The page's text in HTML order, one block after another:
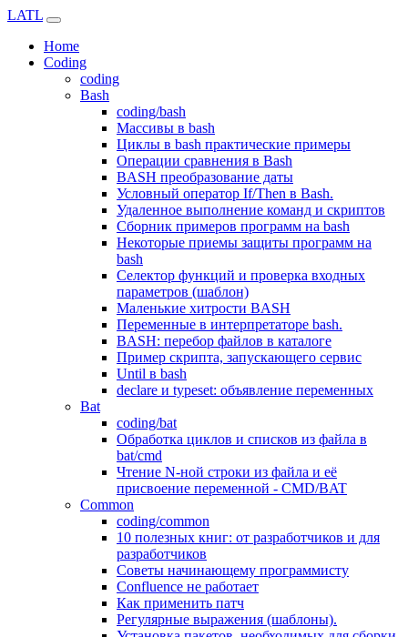
LATL
Home
Coding
coding
Bash
coding/bash
Массивы в bash
Циклы в bash практические примеры
Операции сравнения в Bash
BASH преобразование даты
Условный оператор If/Then в Bash.
Удаленное выполнение команд и скриптов
Сборник примеров программ на bash
Некоторые приемы защиты программ на
bash
Селектор функций и проверка входных
параметров (шаблон)
Маленькие хитрости BASH
Переменные в интерпретаторе bash.
BASH: перебор файлов в каталоге
Пример скрипта, запускающего сервис
Until в bash
declare и typeset: объявление переменных
Bat
coding/bat
Обработка циклов и списков из файла в
bat/cmd
Чтение N-ной строки из файла и её
присвоение переменной - CMD/BAT
Common
coding/common
10 полезных книг: от разработчиков и для
разработчиков
Советы начинающему программисту
Confluence не работает
Как применить патч
Регулярные выражения (шаблоны).